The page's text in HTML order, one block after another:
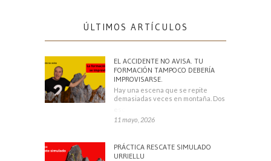
ÚLTIMOS ARTÍCULOS
EL ACCIDENTE NO AVISA. TU
FORMACIÓN TAMPOCO DEBERÍA
IMPROVISARSE.
Hay una escena que se repite
demasiadas veces en montaña. Dos
11 mayo, 2026
PRÁCTICA RESCATE SIMULADO
URRIELLU